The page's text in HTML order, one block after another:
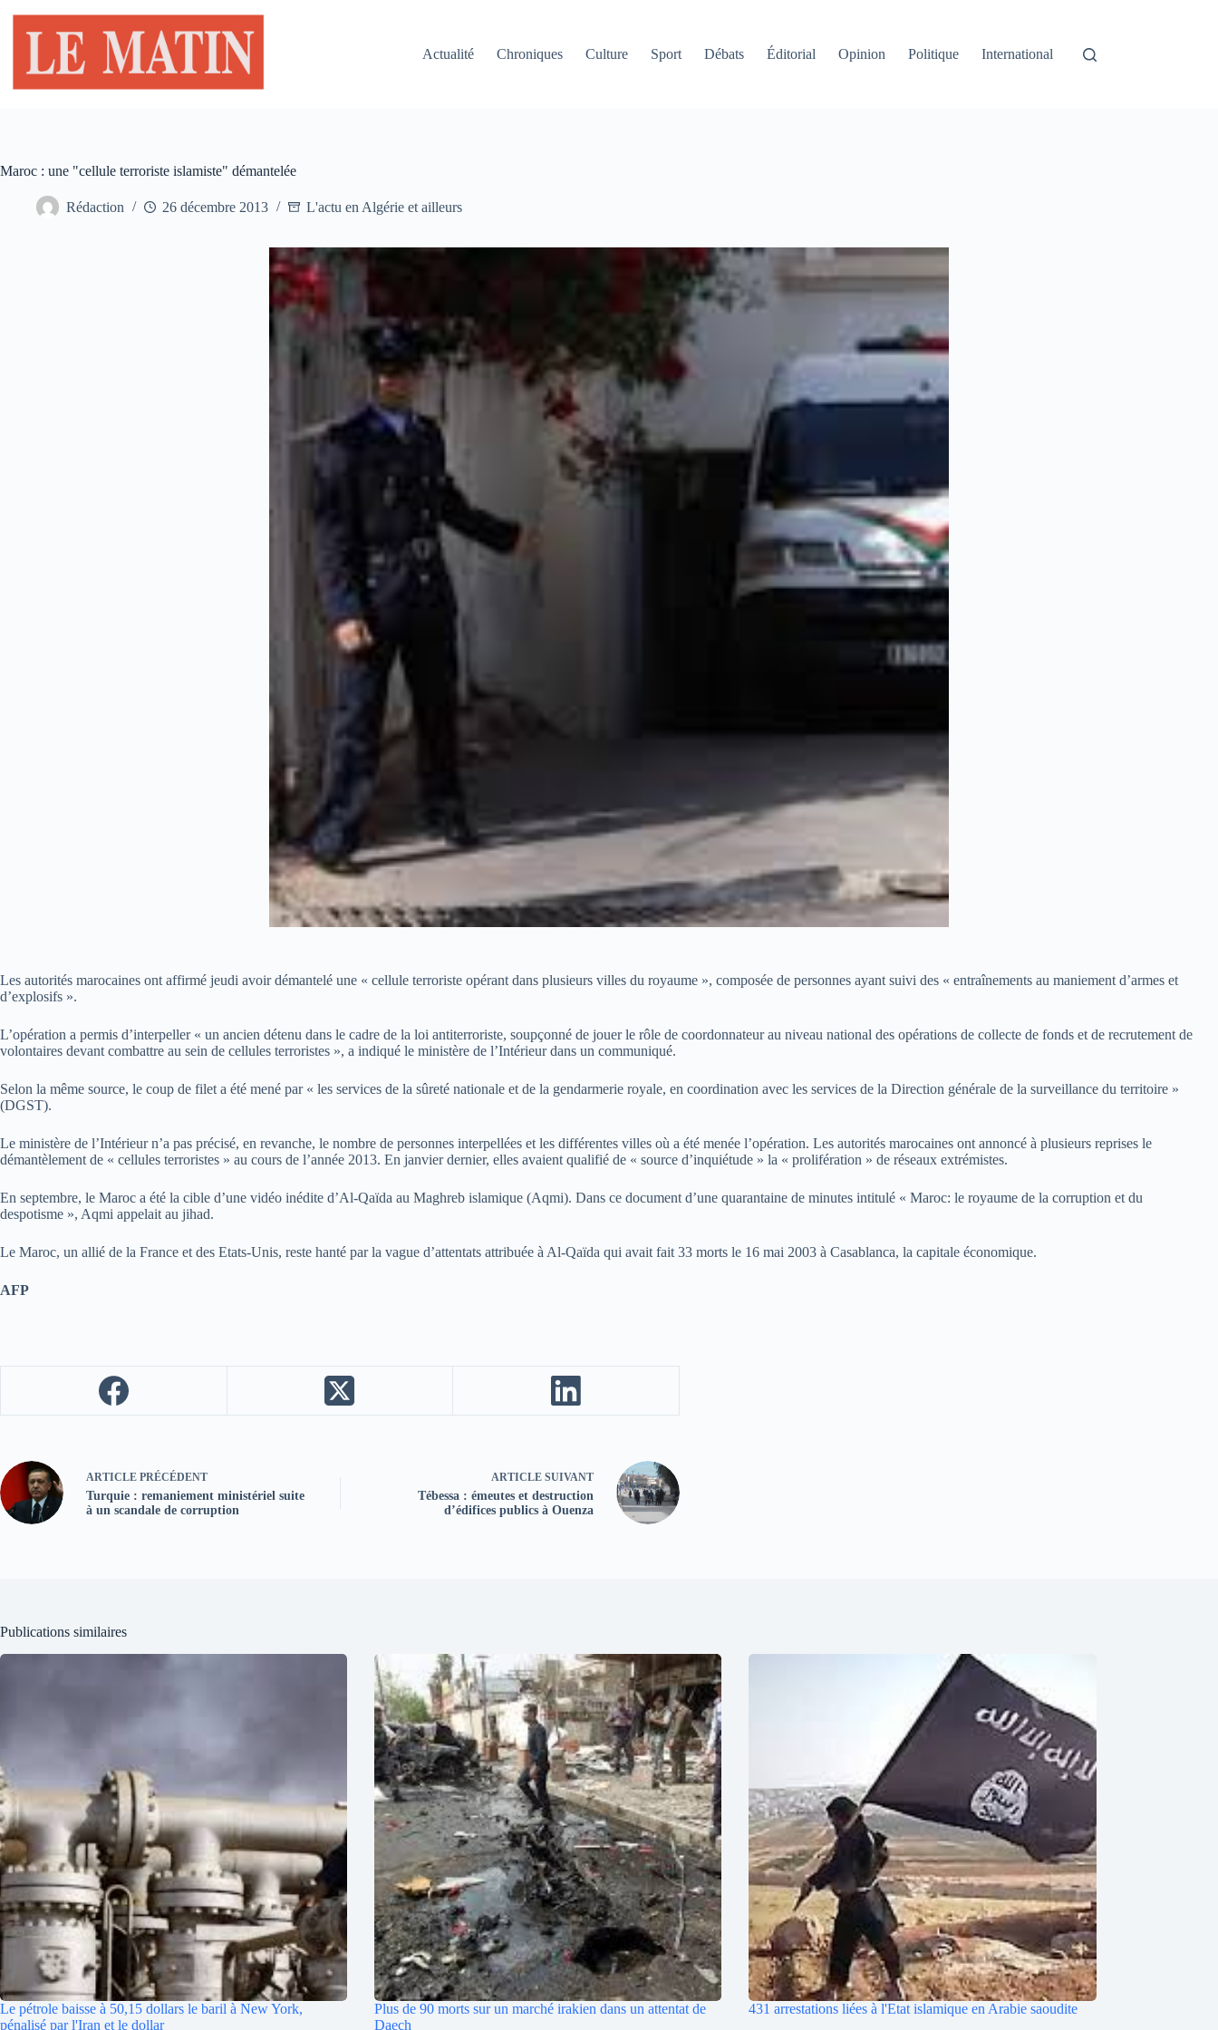
contenu
Actualité
Chroniques Culture Sport Débats Éditorial Opinion Politique International
Maroc : une "cellule terroriste islamiste" démantelée
Rédaction 26 décembre 2013 L'actu en Algérie et ailleurs
Les autorités marocaines ont affirmé jeudi avoir démantelé une « cellule terroriste opérant dans plusieurs villes du royaume », composée de personnes ayant suivi des « entraînements au maniement d’armes et
d’explosifs ».
L’opération a permis d’interpeller « un ancien détenu dans le cadre de la loi antiterroriste, soupçonné de jouer le rôle de coordonnateur au niveau national des opérations de collecte de fonds et de recrutement de
volontaires devant combattre au sein de cellules terroristes », a indiqué le ministère de l’Intérieur dans un communiqué.
Selon la même source, le coup de filet a été mené par « les services de la sûreté nationale et de la gendarmerie royale, en coordination avec les services de la Direction générale de la surveillance du territoire »
(DGST).
Le ministère de l’Intérieur n’a pas précisé, en revanche, le nombre de personnes interpellées et les différentes villes où a été menée l’opération. Les autorités marocaines ont annoncé à plusieurs reprises le
démantèlement de « cellules terroristes » au cours de l’année 2013. En janvier dernier, elles avaient qualifié de « source d’inquiétude » la « prolifération » de réseaux extrémistes.
En septembre, le Maroc a été la cible d’une vidéo inédite d’Al-Qaïda au Maghreb islamique (Aqmi). Dans ce document d’une quarantaine de minutes intitulé « Maroc: le royaume de la corruption et du
despotisme », Aqmi appelait au jihad.
Le Maroc, un allié de la France et des Etats-Unis, reste hanté par la vague d’attentats attribuée à Al-Qaïda qui avait fait 33 morts le 16 mai 2003 à Casablanca, la capitale économique.
AFP
ARTICLE PRÉCÉDENT
Turquie : remaniement ministériel suite
à un scandale de corruption
ARTICLE SUIVANT
Tébessa : émeutes et destruction
d’édifices publics à Ouenza
Publications similaires
Le pétrole baisse à 50,15 dollars le baril à New York,
pénalisé par l'Iran et le dollar
Plus de 90 morts sur un marché irakien dans un attentat de
Daech
431 arrestations liées à l'Etat islamique en Arabie saoudite